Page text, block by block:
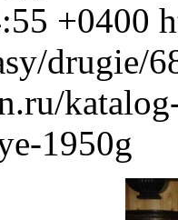
+0400
drugie/
1950g